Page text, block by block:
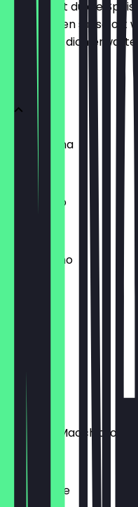
Hier findest du die
aktualisieren sie so oft
weißt, was dich
COFFEE
Café Crema
2,90 €
Americano
Cappuccino
Flat White
3,90 €
Espresso Macchiato
3,10 €
Milchkaffee